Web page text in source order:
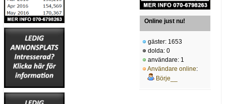
Online just nu!
gäster: 1653
dolda: 0
användare: 1
Användare online:
Börje__